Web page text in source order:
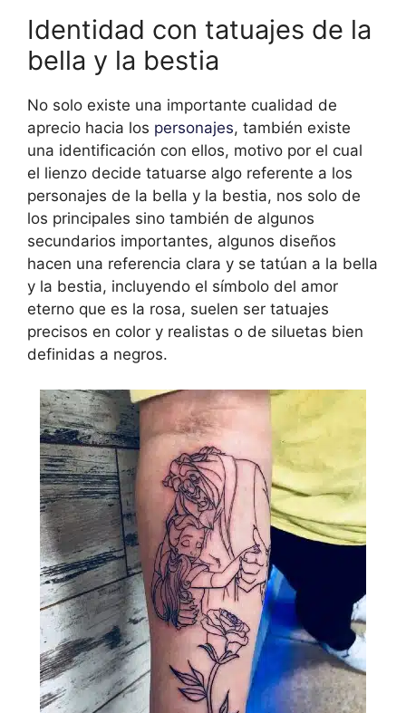
Identidad con tatuajes de la
bella y la bestia
No solo existe una importante cualidad de
aprecio hacia los personajes, también existe
una identificación con ellos, motivo por el cual
el lienzo decide tatuarse algo referente a los
personajes de la bella y la bestia, nos solo de
los principales sino también de algunos
secundarios importantes, algunos diseños
hacen una referencia clara y se tatúan a la bella
y la bestia, incluyendo el símbolo del amor
eterno que es la rosa, suelen ser tatuajes
precisos en color y realistas o de siluetas bien
definidas a negros.